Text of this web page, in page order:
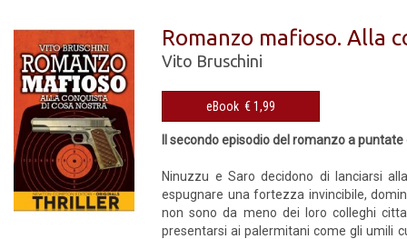
Romanzo mafioso. Alla
Vito Bruschini
eBook € 1,99
Il secondo episodio del romanzo a puntate
Ninuzzu e Saro decidono di lanciarsi
espugnare una fortezza invincibile,
non sono da meno dei loro colleghi
presentarsi ai palermitani come gli umili